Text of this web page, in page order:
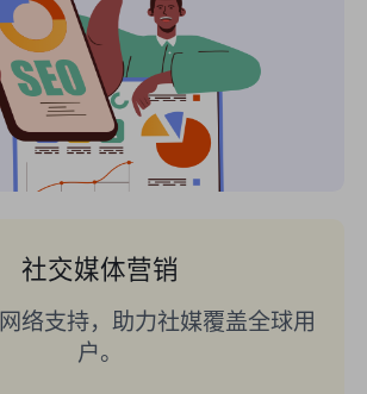
社交媒体营销
络支持，助力社媒覆盖全球用
户。